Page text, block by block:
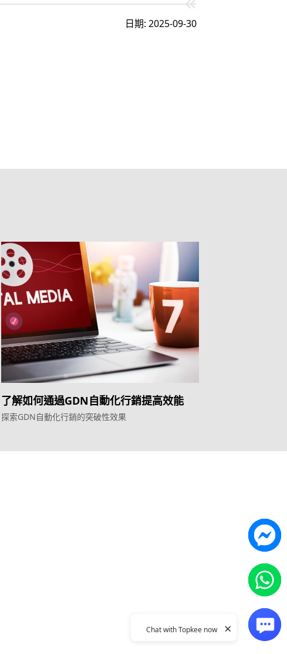
日期: 2025-09-30
了解如何通過GDN自動化行銷提高效能
探索GDN自動化行銷的突破性效果
×
Chat with Topkee now